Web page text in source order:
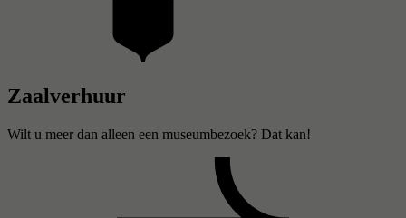
Zaalverhuur
Wilt u meer dan alleen een museumbezoek? Dat kan!